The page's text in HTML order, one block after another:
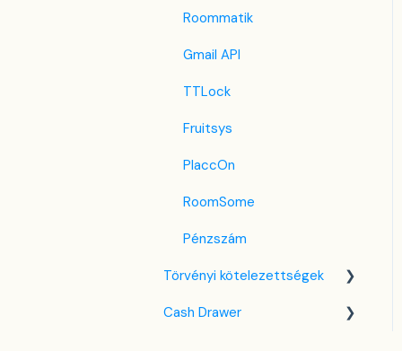
JacTravel
101 Hotels
TabletHotels
Lastminute
Splendia
TravelRepublic
Emerging Travel Group
Roommatik
Gmail API
TTLock
Fruitsys
PlaccOn
RoomSome
Pénzszám
Törvényi kötelezettségek
NTAK tudás bázis
Cash Drawer